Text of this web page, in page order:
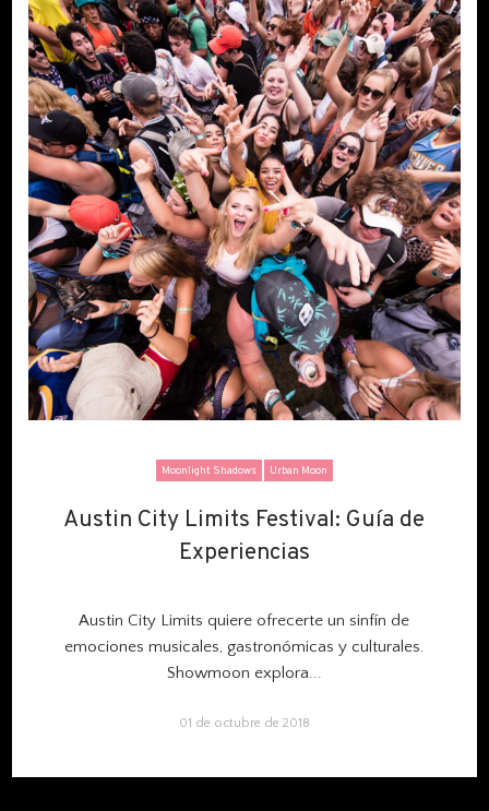
Moonlight Shadows Urban Moon
Austin City Limits Festival: Guía de
Experiencias
Austin City Limits Festival: Guía de
Experiencias
Austin City Limits quiere ofrecerte un sinfín de
emociones musicales, gastronómicas y culturales.
Showmoon explora...
01 de octubre de 2018